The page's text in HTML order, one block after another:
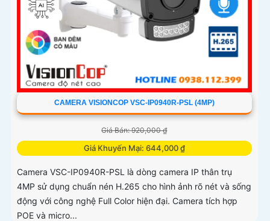
CAMERA VISIONCOP VSC-IP0940R-PSL (4MP)
Giá Bán: 920,000 ₫
Giá Khuyến Mại: 644,000 ₫
Camera VSC-IP0940R-PSL là dòng camera IP thân trụ
4MP sử dụng chuẩn nén H.265 cho hình ảnh rõ nét và sống
động với công nghệ Full Color hiện đại. Camera tích hợp
POE và micro...